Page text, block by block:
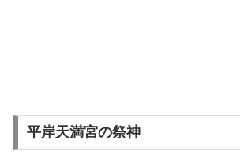
平岸天満宮の祭神